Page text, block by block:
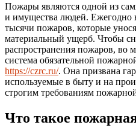
Пожары являются одной из
и имущества людей. Ежегодно
тысячи пожаров, которые
материальный ущерб. Чтобы
распространения пожаров, во
система обязательной
https://czrc.ru/. Она призвана
используемые в быту и на
строгим требованиям
Что такое